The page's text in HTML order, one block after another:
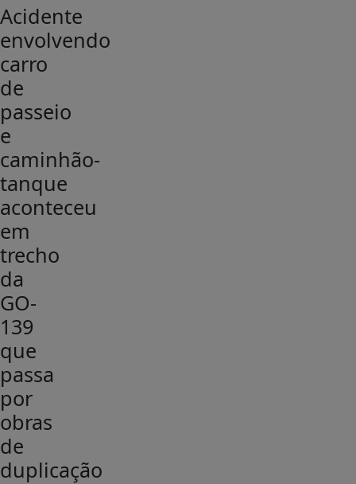
Acidente
envolvendo
carro
de
passeio
e
caminhão-
tanque
aconteceu
em
trecho
da
GO-
139
que
passa
por
obras
de
duplicação